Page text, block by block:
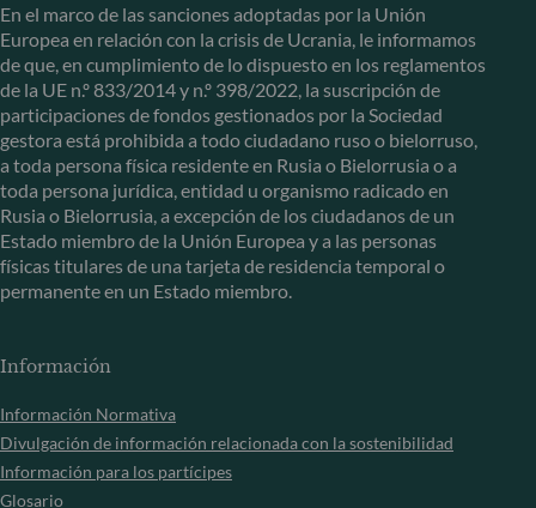
En el marco de las sanciones adoptadas por la Unión
Europea en relación con la crisis de Ucrania, le informamos
de que, en cumplimiento de lo dispuesto en los reglamentos
de la UE n.º 833/2014 y n.º 398/2022, la suscripción de
participaciones de fondos gestionados por la Sociedad
gestora está prohibida a todo ciudadano ruso o bielorruso,
a toda persona física residente en Rusia o Bielorrusia o a
toda persona jurídica, entidad u organismo radicado en
Rusia o Bielorrusia, a excepción de los ciudadanos de un
Estado miembro de la Unión Europea y a las personas
físicas titulares de una tarjeta de residencia temporal o
permanente en un Estado miembro.
Información
Información Normativa
Divulgación de información relacionada con la sostenibilidad
Información para los partícipes
Glosario